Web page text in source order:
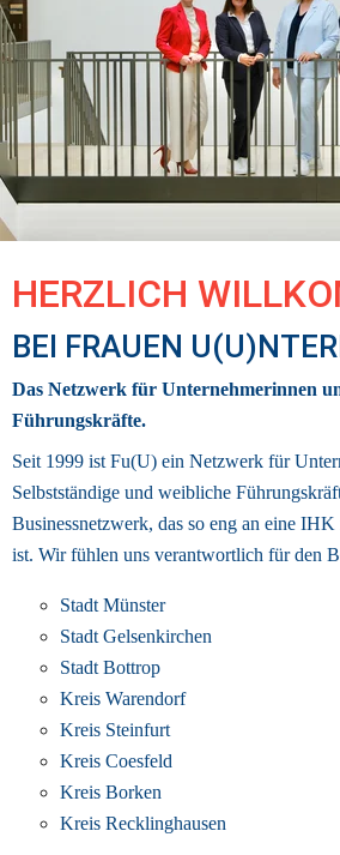
HERZLICH
BEI FRAUEN
Das Netzwerk für Unternehmerinnen
Führungskräfte.
Seit 1999 ist Fu(U) ein Netzwerk für
Businessnetzwerk, das so eng an eine
ist. Wir fühlen uns verantwortlich für den
Stadt Münster
Stadt Gelsenkirchen
Stadt Bottrop
Kreis Warendorf
Kreis Steinfurt
Kreis Coesfeld
Kreis Borken
Kreis Recklinghausen